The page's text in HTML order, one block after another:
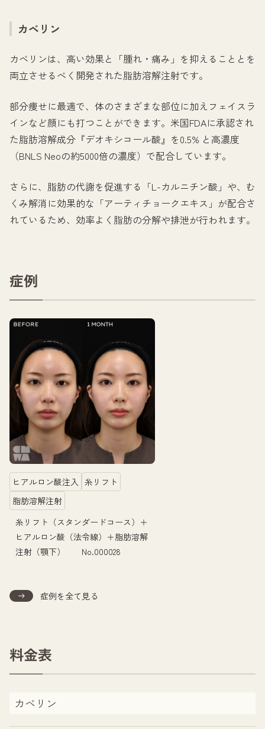
カベリン
カベリンは、高い効果と「腫れ・痛み」を抑えることとを
両立させるべく開発された脂肪溶解注射です。
部分痩せに最適で、体のさまざまな部位に加えフェイスラ
インなど顔にも打つことができます。米国FDAに承認され
た脂肪溶解成分『デオキシコール酸』を0.5% と高濃度
（BNLS Neoの約5000倍の濃度）で配合しています。
さらに、脂肪の代謝を促進する「L-カルニチン酸」や、む
くみ解消に効果的な「アーティチョークエキス」が配合さ
れているため、効率よく脂肪の分解や排泄が行われます。
症例
ヒアルロン酸注入 糸リフト
脂肪溶解注射
糸リフト（スタンダードコース）＋
ヒアルロン酸（法令線）＋脂肪溶解
注射（顎下）　　No.000028
症例を全て見る
料金表
カベリン